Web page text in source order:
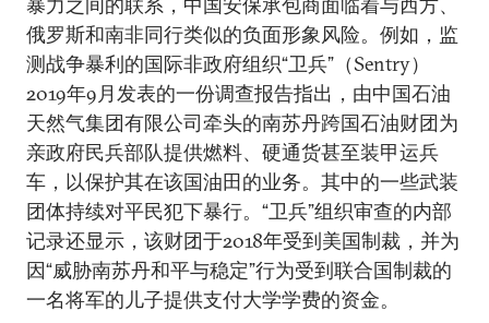
俄罗斯和南非同行类似的负面形象风险。例如，监
测战争暴利的国际非政府组织“卫兵”（Sentry）
2019年9月发表的一份调查报告指出，由中国石油
天然气集团有限公司牵头的南苏丹跨国石油财团为
亲政府民兵部队提供燃料、硬通货甚至装甲运兵
车，以保护其在该国油田的业务。其中的一些武装
团体持续对平民犯下暴行。“卫兵”组织审查的内部
记录还显示，该财团于2018年受到美国制裁，并为
因“威胁南苏丹和平与稳定”行为受到联合国制裁的
一名将军的儿子提供支付大学学费的资金。